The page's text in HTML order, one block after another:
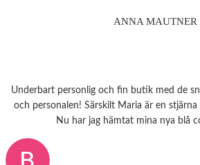
ANNA MAUTNER
Underbart personlig och fin butik med de
och personalen! Särskilt Maria är en
Nu har jag hämtat mina nya blå